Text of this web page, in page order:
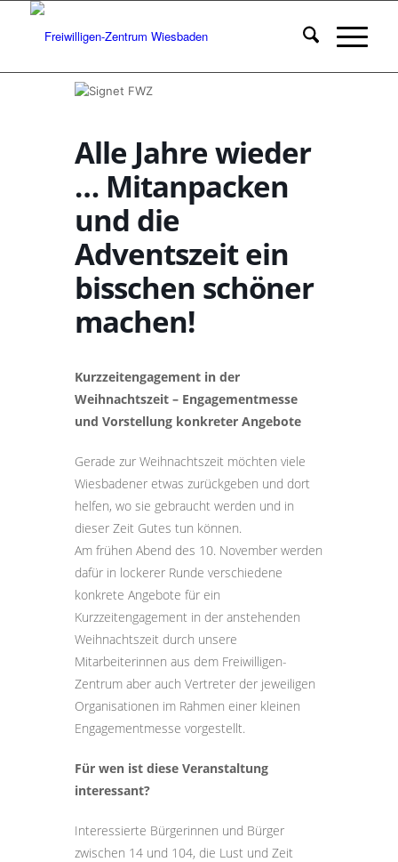
Alle Jahre wieder
… Mitanpacken
und die
Adventszeit ein
bisschen schöner
machen!
Kurzzeitengagement in der
Weihnachtszeit – Engagementmesse
und Vorstellung konkreter Angebote
Gerade zur Weihnachtszeit möchten viele
Wiesbadener etwas zurückgeben und dort
helfen, wo sie gebraucht werden und in
dieser Zeit Gutes tun können.
Am frühen Abend des 10. November werden
dafür in lockerer Runde verschiedene
konkrete Angebote für ein
Kurzzeitengagement in der anstehenden
Weihnachtszeit durch unsere
Mitarbeiterinnen aus dem Freiwilligen-
Zentrum aber auch Vertreter der jeweiligen
Organisationen im Rahmen einer kleinen
Engagementmesse vorgestellt.
Für wen ist diese Veranstaltung
interessant?
Interessierte Bürgerinnen und Bürger
zwischen 14 und 104, die Lust und Zeit